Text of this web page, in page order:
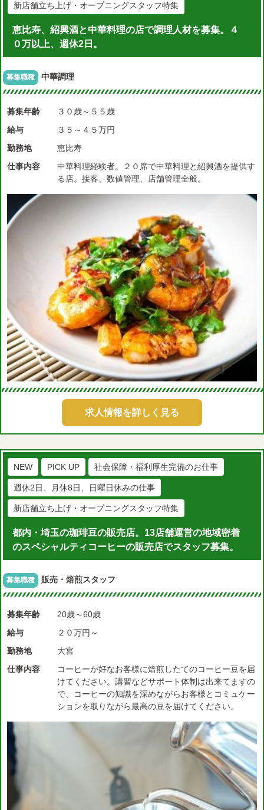
新店舗立ち上げ・オープニングスタッフ特集
恵比寿、紹興酒と中華料理の店で調理人材を募集。４
０万以上、週休2日。
募集職種 中華調理
募集年齢
３０歳～５５歳
給与
３５～４５万円
勤務地
恵比寿
仕事内容
中華料理経験者。２０席で中華料理と紹興酒を提供す
る店。接客、数値管理、店舗管理全般。
求人情報を詳しく見る
NEW PICK UP 社会保障・福利厚生完備のお仕事
週休2日、月休8日、日曜日休みの仕事
新店舗立ち上げ・オープニングスタッフ特集
都内・埼玉の珈琲豆の販売店。13店舗運営の地域密着
のスペシャルティコーヒーの販売店でスタッフ募集。
募集職種 販売・焙煎スタッフ
募集年齢
20歳～60歳
給与
２０万円～
勤務地
大宮
仕事内容
コーヒーが好なお客様に焙煎したてのコーヒー豆を届
けてください。講習などサポート体制は出来てますの
で、コーヒーの知識を深めながらお客様とコミュケー
ションを取りながら最高の豆を届けてください。